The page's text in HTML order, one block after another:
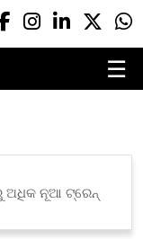
☰
ଅଧିକ ନୂଆ ଟ୍ରେନ୍